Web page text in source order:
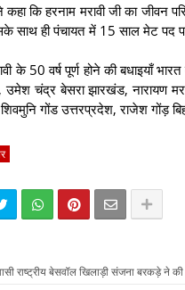
कहा कि हरनाम मरावी जी का
साथ ही पंचायत में 15 साल मेट पद
के 50 वर्ष पूर्ण होने की बधाइयाँ
चंद्र बेसरा झारखंड, नारायण
गोंड उत्तरप्रदेश, राजेश गोंड़
राष्ट्रीय बेसवॉल खिलाड़ी संजना बरकड़े ने